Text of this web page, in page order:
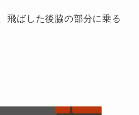
飛ばした後脇の部分に乗る